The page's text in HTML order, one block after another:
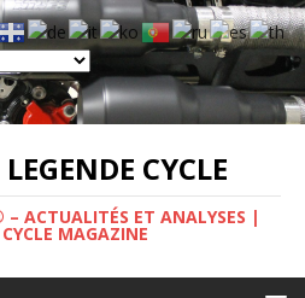
CYCLE
ACTUALITÉS ET ANALYSES |
MAGAZINE